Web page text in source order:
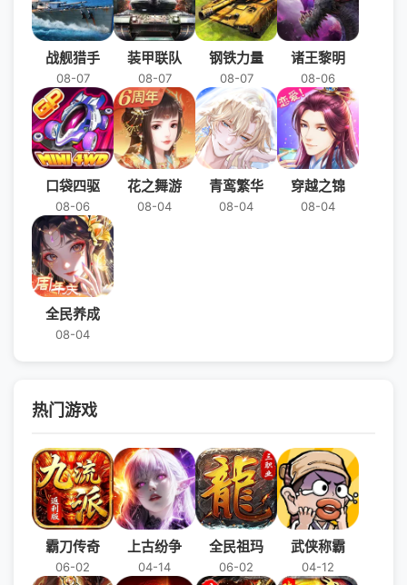
战舰猎手
08-07
装甲联队
08-07
钢铁力量
08-07
诸王黎明
08-06
口袋四驱
08-06
花之舞游
08-04
青鸾繁华
08-04
穿越之锦
08-04
全民养成
08-04
热门游戏
霸刀传奇
06-02
上古纷争
04-14
全民祖玛
06-02
武侠称霸
04-12